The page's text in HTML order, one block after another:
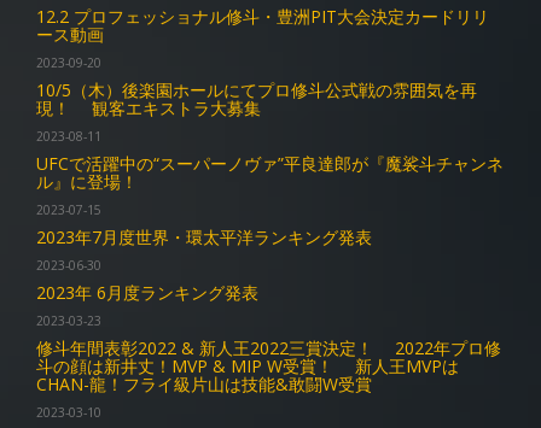
12.2 プロフェッショナル修斗・豊洲PIT大会決定カードリリ
ース動画
2023-09-20
10/5（木）後楽園ホールにてプロ修斗公式戦の雰囲気を再
現！ 観客エキストラ大募集
2023-08-11
UFCで活躍中の“スーパーノヴァ”平良達郎が『魔裟斗チャンネ
ル』に登場！
2023-07-15
2023年7月度世界・環太平洋ランキング発表
2023-06-30
2023年 6月度ランキング発表
2023-03-23
修斗年間表彰2022 & 新人王2022三賞決定！ 2022年プロ修
斗の顔は新井丈！MVP & MIP W受賞！ 新人王MVPは
CHAN-龍！フライ級片山は技能&敢闘W受賞
2023-03-10